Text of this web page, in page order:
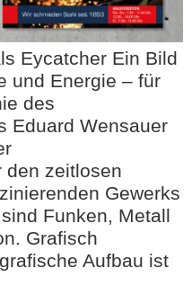
Eycatcher Ein Bild
und Energie – für
des
Eduard Wensauer
den zeitlosen
Gewerks
Funken, Metall
Grafisch
Aufbau ist